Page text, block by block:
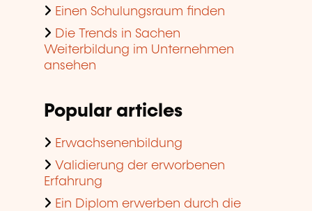
Einen Schulungsraum finden
Die Trends in Sachen
Weiterbildung im Unternehmen
ansehen
Popular articles
Erwachsenenbildung
Validierung der erworbenen
Erfahrung
Ein Diplom erwerben durch die